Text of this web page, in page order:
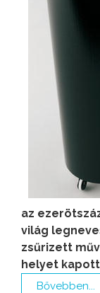
az
világ
zsűrizett
helyet
Bővebben...